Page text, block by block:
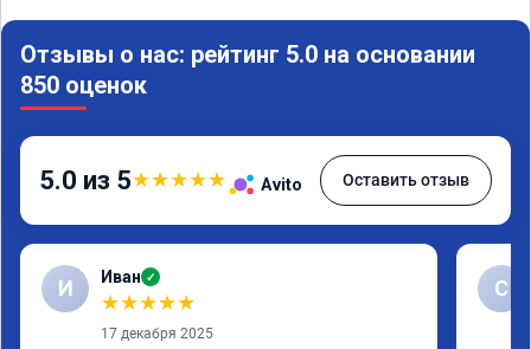
Отзывы о нас: рейтинг 5.0 на основании
850 оценок
5.0 из 5★★★★★ Avito Оставить отзыв
И Иван ✓
★★★★★
17 декабря 2025
С